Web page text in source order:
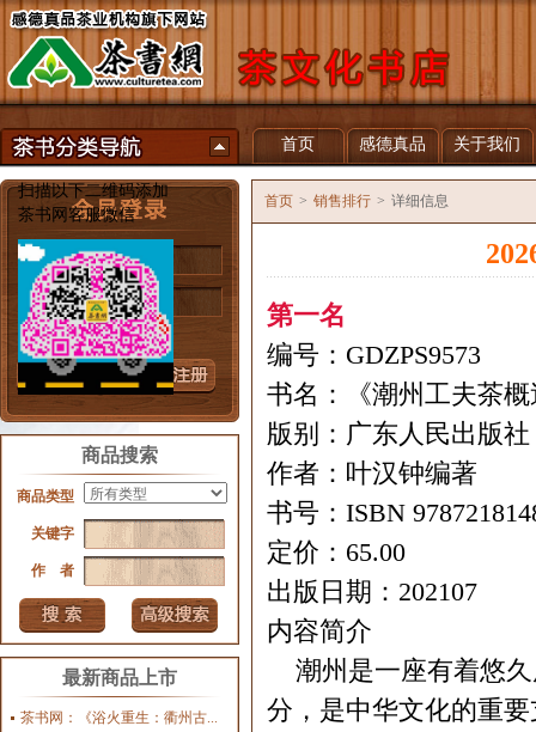
首页 感德真品 关于我们
用户名
密 码
忘记密码？
商品搜索
商品类型
关键字
作 者
最新商品上市
茶书网：《浴火重生：衢州古...
首页 > 销售排行 > 详细信息
第一名
编号：GDZPS9573
书名：《潮州工夫茶
版别：广东人民出版社
作者：叶汉钟编著
书号：ISBN
定价：65.00
出版日期：202107
内容简介
潮州是一座有着悠久
分，是中华文化的重
扫描以下二维码添加
茶书网客服微信